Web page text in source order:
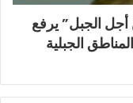
من أجل الجبل” يرفع
الجبلية